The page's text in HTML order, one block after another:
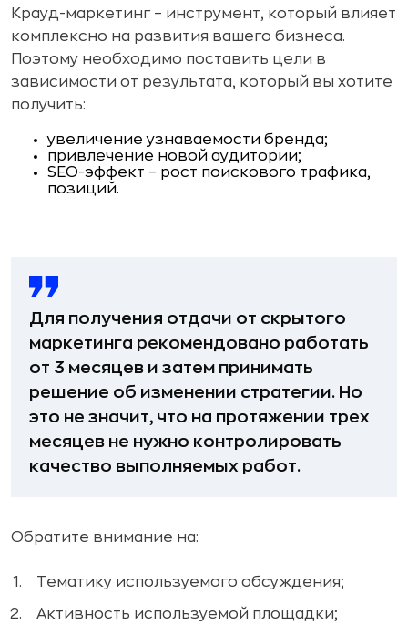
Крауд-маркетинг – инструмент, который влияет
комплексно на развития вашего бизнеса.
Поэтому необходимо поставить цели в
зависимости от результата, который вы хотите
получить:
увеличение узнаваемости бренда;
привлечение новой аудитории;
SEO-эффект – рост поискового трафика,
позиций.
Для получения отдачи от скрытого
маркетинга рекомендовано работать
от 3 месяцев и затем принимать
решение об изменении стратегии. Но
это не значит, что на протяжении трех
месяцев не нужно контролировать
качество выполняемых работ.
Обратите внимание на:
Тематику используемого обсуждения;
Активность используемой площадки;